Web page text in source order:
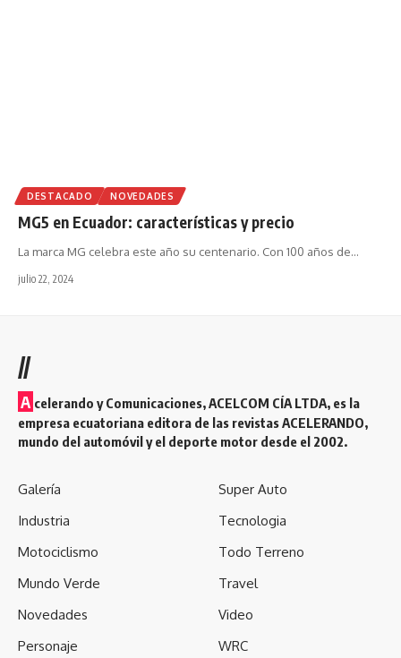
DESTACADO NOVEDADES
MG5 en Ecuador: características y precio
La marca MG celebra este año su centenario. Con 100 años de…
julio 22, 2024
//
A celerando y Comunicaciones, ACELCOM CÍA LTDA, es la
empresa ecuatoriana editora de las revistas ACELERANDO,
mundo del automóvil y el deporte motor desde el 2002.
Galería
Industria
Motociclismo
Mundo Verde
Novedades
Personaje
Super Auto
Tecnologia
Todo Terreno
Travel
Video
WRC